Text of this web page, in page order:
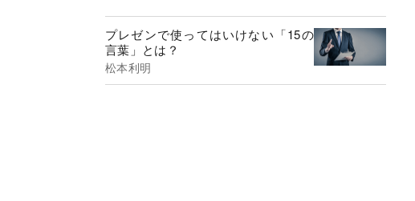
プレゼンで使ってはいけない「15の
言葉」とは？
松本利明